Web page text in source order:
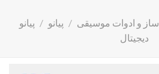
ساز و ادوات موسیقی / پیانو / پیانو
دیجیتال